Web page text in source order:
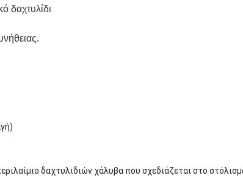
δαχτυλίδι
δαχτυλιδιών χάλυβα που σχεδιάζεται στο